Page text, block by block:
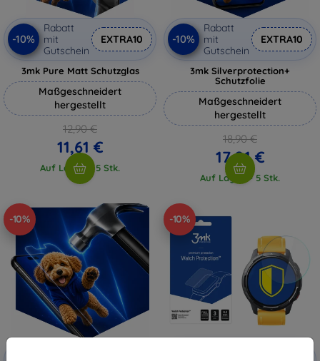
-10%
Rabatt
mit
Gutschein
EXTRA10
3mk Pure Matt Schutzglas
Maßgeschneidert
hergestellt
12,90 €
11,61 €
Auf Lager > 5 Stk.
-10%
Rabatt
mit
Gutschein
EXTRA10
3mk Silverprotection+
Schutzfolie
Maßgeschneidert
hergestellt
18,90 €
17,01 €
Auf Lager > 5 Stk.
-10% -10%